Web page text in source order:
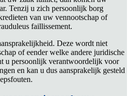
Tenzij u zich persoonlijk borg
van uw vennootschap of
faillissement.
Deze wordt niet
of eender welke andere juridische
u persoonlijk verantwoordelijk voor
en kan u dus aansprakelijk gesteld